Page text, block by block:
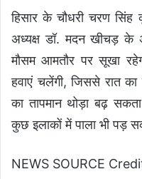
हिसार के चौधरी चरण सिंह
अध्यक्ष डॉ. मदन खीचड़ के
मौसम आमतौर पर सूखा
हवाएं चलेंगी, जिससे रात का
का तापमान थोड़ा बढ़
कुछ इलाकों में पाला भी पड़
NEWS SOURCE